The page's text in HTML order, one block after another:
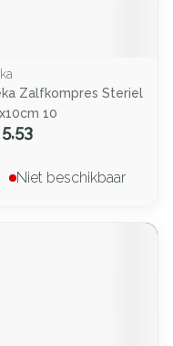
Zalfkompres Steriel
10
Niet beschikbaar